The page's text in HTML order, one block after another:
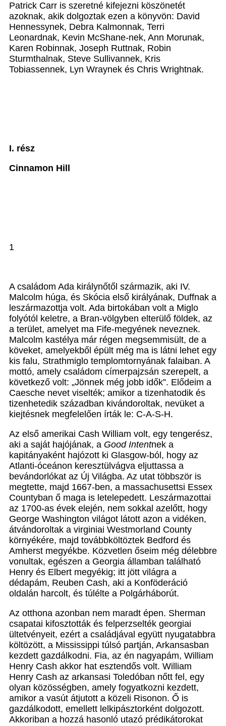
Patrick Carr is szeretné kifejezni köszönetét
azoknak, akik dolgoztak ezen a könyvön: David
Hennessynek, Debra Kalmonnak, Terri
Leonardnak, Kevin McShane-nek, Ann Morunak,
Karen Robinnak, Joseph Ruttnak, Robin
Sturmthalnak, Steve Sullivannek, Kris
Tobiassennek, Lyn Wraynek és Chris Wrightnak.
I. rész
Cinnamon Hill
1
A családom Ada királynőtől származik, aki IV.
Malcolm húga, és Skócia első királyának, Duffnak a
leszármazottja volt. Ada birtokában volt a Miglo
folyótól keletre, a Bran-völgyben elterülő földek, az
a terület, amelyet ma Fife-megyének neveznek.
Malcolm kastélya már régen megsemmisült, de a
köveket, amelyekből épült még ma is látni lehet egy
kis falu, Strathmiglo templomtornyának falaiban. A
mottó, amely családom címerpajzsán szerepelt, a
következő volt: „Jönnek még jobb idők”. Elődeim a
Caesche nevet viselték; amikor a tizenhatodik és
tizenhetedik században kivándoroltak, nevüket a
kiejtésnek megfelelően írták le: C-A-S-H.
Az első amerikai Cash William volt, egy tengerész,
aki a saját hajójának, a Good Intentnek a
kapitányaként hajózott ki Glasgow-ból, hogy az
Atlanti-óceánon keresztülvágva eljuttassa a
bevándorlókat az Új Világba. Az utat többször is
megtette, majd 1667-ben, a massachusettsi Essex
Countyban ő maga is letelepedett. Leszármazottai
az 1700-as évek elején, nem sokkal azelőtt, hogy
George Washington világot látott azon a vidéken,
átvándoroltak a virginiai Westmorland County
környékére, majd továbbköltöztek Bedford és
Amherst megyékbe. Közvetlen őseim még délebbre
vonultak, egészen a Georgia államban található
Henry és Elbert megyékig; itt jött világra a
dédapám, Reuben Cash, aki a Konföderáció
oldalán harcolt, és túlélte a Polgárháborút.
Az otthona azonban nem maradt épen. Sherman
csapatai kifosztották és felperzselték georgiai
ültetvényeit, ezért a családjával együtt nyugatabbra
költözött, a Mississippi túlsó partján, Arkansasban
kezdett gazdálkodni. Fia, az én nagyapám, William
Henry Cash akkor hat esztendős volt. William
Henry Cash az arkansasi Toledóban nőtt fel, egy
olyan közösségben, amely fogyatkozni kezdett,
amikor a vasút átjutott a közeli Risonon. Ő is
gazdálkodott, emellett lelkipásztorként dolgozott.
Akkoriban a hozzá hasonló utazó prédikátorokat